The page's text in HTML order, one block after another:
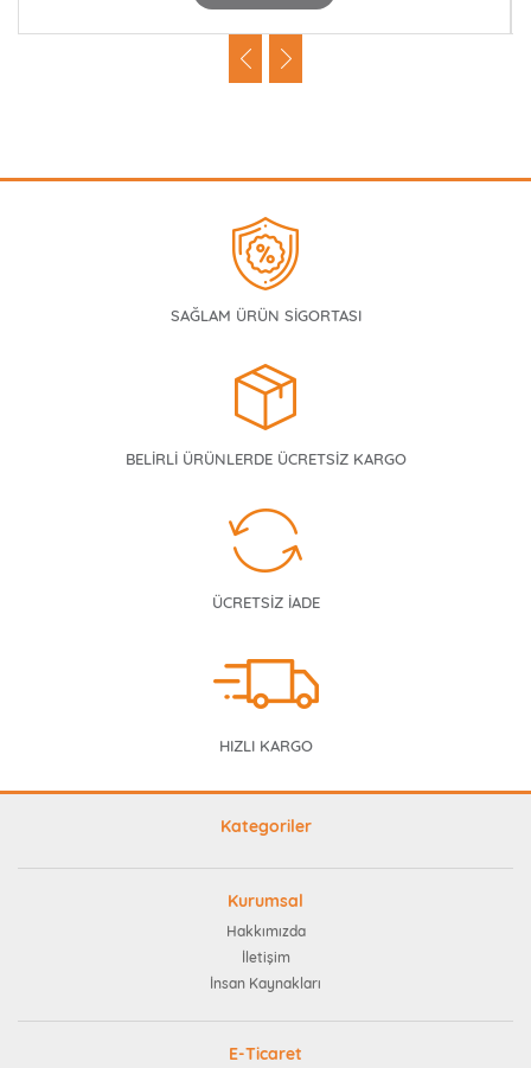
SAĞLAM ÜRÜN SİGORTASI
BELİRLİ ÜRÜNLERDE ÜCRETSİZ KARGO
ÜCRETSİZ İADE
HIZLI KARGO
Kategoriler
Kurumsal
Hakkımızda
İletişim
İnsan Kaynakları
E-Ticaret